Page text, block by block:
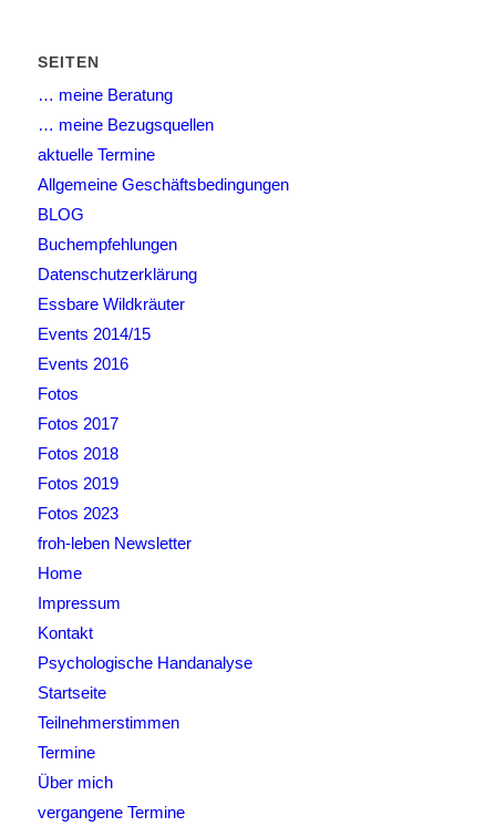
SEITEN
… meine Beratung
… meine Bezugsquellen
aktuelle Termine
Allgemeine Geschäftsbedingungen
BLOG
Buchempfehlungen
Datenschutzerklärung
Essbare Wildkräuter
Events 2014/15
Events 2016
Fotos
Fotos 2017
Fotos 2018
Fotos 2019
Fotos 2023
froh-leben Newsletter
Home
Impressum
Kontakt
Psychologische Handanalyse
Startseite
Teilnehmerstimmen
Termine
Über mich
vergangene Termine